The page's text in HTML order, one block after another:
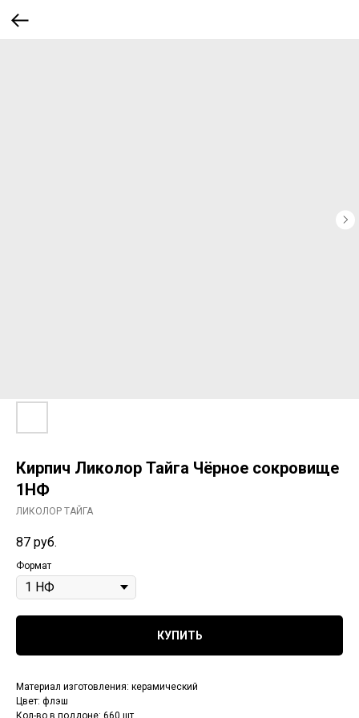
Кирпич Ликолор Тайга Чёрное сокровище
1НФ
ЛИКОЛОР ТАЙГА
87 руб.
Формат
КУПИТЬ
Материал изготовления: керамический
Цвет: флэш